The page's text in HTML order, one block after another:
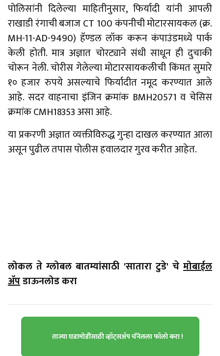
पोलिसांनी दिलेल्या माहितीनुसार, फिर्यादी यांनी आपली
राखाडी रंगाची बजाज CT 100 कंपनीची मोटारसायकल (क्र.
MH-11-AD-9490) हॅण्डल लॉक करून कंपाउंडमध्ये पार्क
केली होती. मात्र अज्ञात चोरट्याने संधी साधून ही दुचाकी
चोरून नेली. चोरीस गेलेल्या मोटारसायकलीची किंमत सुमारे
१० हजार रुपये असल्याचे फिर्यादीत नमूद करण्यात आले
आहे. सदर वाहनाचा इंजिन क्रमांक BMH20571 व चेसिस
क्रमांक CMH18353 असा आहे.
या प्रकरणी अज्ञात व्यक्तीविरुद्ध गुन्हा दाखल करण्यात आला
असून पुढील तपास पोलीस हवालदार गुरव करीत आहेत.
लोकल ते ग्लोबल बातम्यांसाठी 'सातारा टुडे' चे मोबाईल
ॲपडाऊनलोड करा
ताज्या घडामोडींसाठी व्हॉट्सॲप चॅनेलला फॉलो करा !